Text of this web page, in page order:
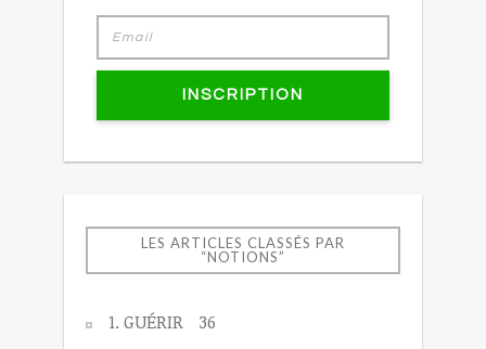
INSCRIPTION
LES ARTICLES CLASSÉS PAR
“NOTIONS”
1. GUÉRIR
36